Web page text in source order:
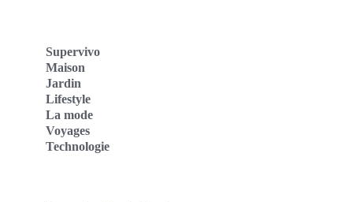
Supervivo
Maison
Jardin
Lifestyle
La mode
Voyages
Technologie